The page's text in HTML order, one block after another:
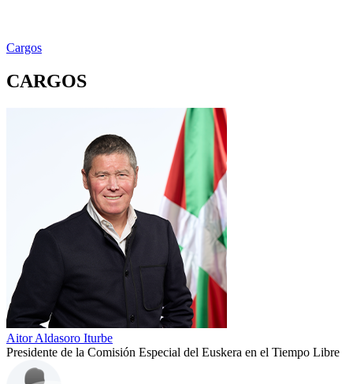
Cargos
CARGOS
Aitor Aldasoro Iturbe
Presidente de la Comisión Especial del Euskera en el Tiempo Libre